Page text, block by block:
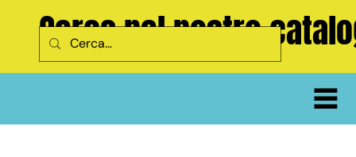
Cerca nel nostro